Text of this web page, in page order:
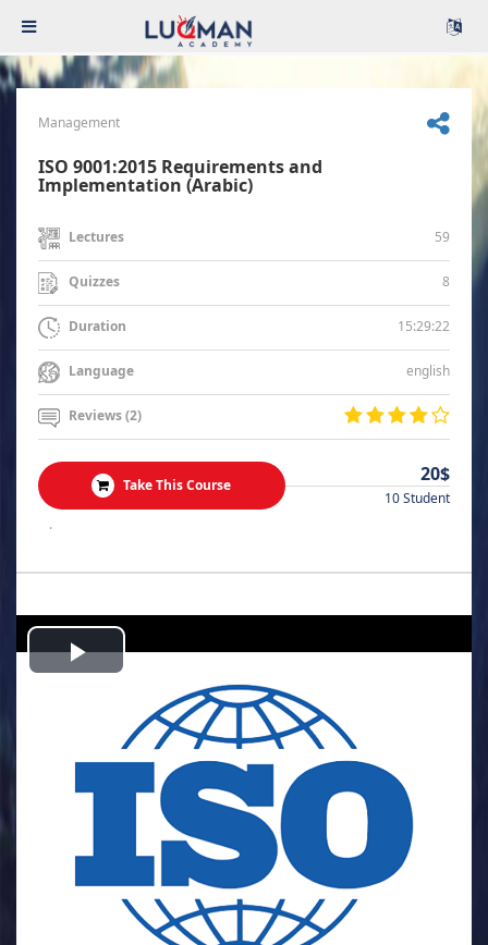
Management
ISO 9001:2015 Requirements and
Implementation (Arabic)
Lectures 59
Quizzes 8
Duration 15:29:22
Language english
Reviews (2)
Take This Course 20$
10 Student
.
Play
Video